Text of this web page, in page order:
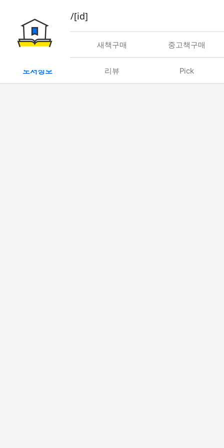
book/rent/[id]
대여 새책구매 중고책구매
도서정보 리뷰 Pick